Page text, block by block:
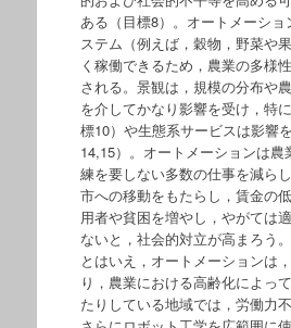
ある（目標8）。オートメーシ
ステム（例えば，穀物，野菜や
く稼働できるため，農業の多様
される。景観は，規模の分布や
を介してかなり影響を受け，特
標10）や生態系サービスは影響
14,15）。オートメーションは農
練を要しない多数の仕事を減ら
市への移動をもたらし，賃金の
用者や貧困を増やし，やがては
ないと，社会的対立が高まろう。
とはいえ，オートメーションは
り，農業における高齢化によっ
たりしている地域では，労働力